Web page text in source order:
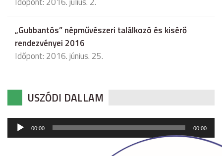
„Gubbantós” népművészeri találkozó és kisérő
rendezvényei 2016
Időpont: 2016. június. 25.
USZÓDI DALLAM
Audió
lejátszó
00:00 00:00